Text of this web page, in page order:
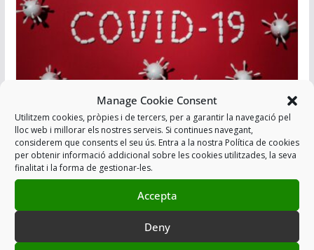
Manage Cookie Consent
Utilitzem cookies, pròpies i de tercers, per a garantir la navegació pel
lloc web i millorar els nostres serveis. Si continues navegant,
considerem que consents el seu ús. Entra a la nostra Política de cookies
per obtenir informació addicional sobre les cookies utilitzades, la seva
finalitat i la forma de gestionar-les.
Accepta
Deny
S´HA DE PROTEGIR ALS MOSS@S
ESPECIALMENT VULNERABLES VERS
L’EXPOSICIÓ AL SARS-COV-2
22/03/2020